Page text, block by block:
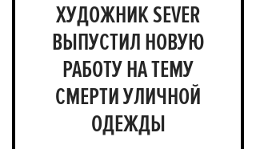
ХУДОЖНИК SEVER
ВЫПУСТИЛ НОВУЮ
РАБОТУ НА ТЕМУ
СМЕРТИ УЛИЧНОЙ
ОДЕЖДЫ